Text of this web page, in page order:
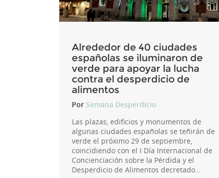
Alrededor de 40 ciudades
españolas se iluminaron de
verde para apoyar la lucha
contra el desperdicio de
alimentos
Por Semana Desperdicio
Las plazas, edificios y monumentos de
algunas ciudades españolas se teñirán de
verde el próximo 29 de septiembre,
coincidiendo con el I Día Internacional de
Concienciación sobre la Pérdida y el
Desperdicio de Alimentos decretado…